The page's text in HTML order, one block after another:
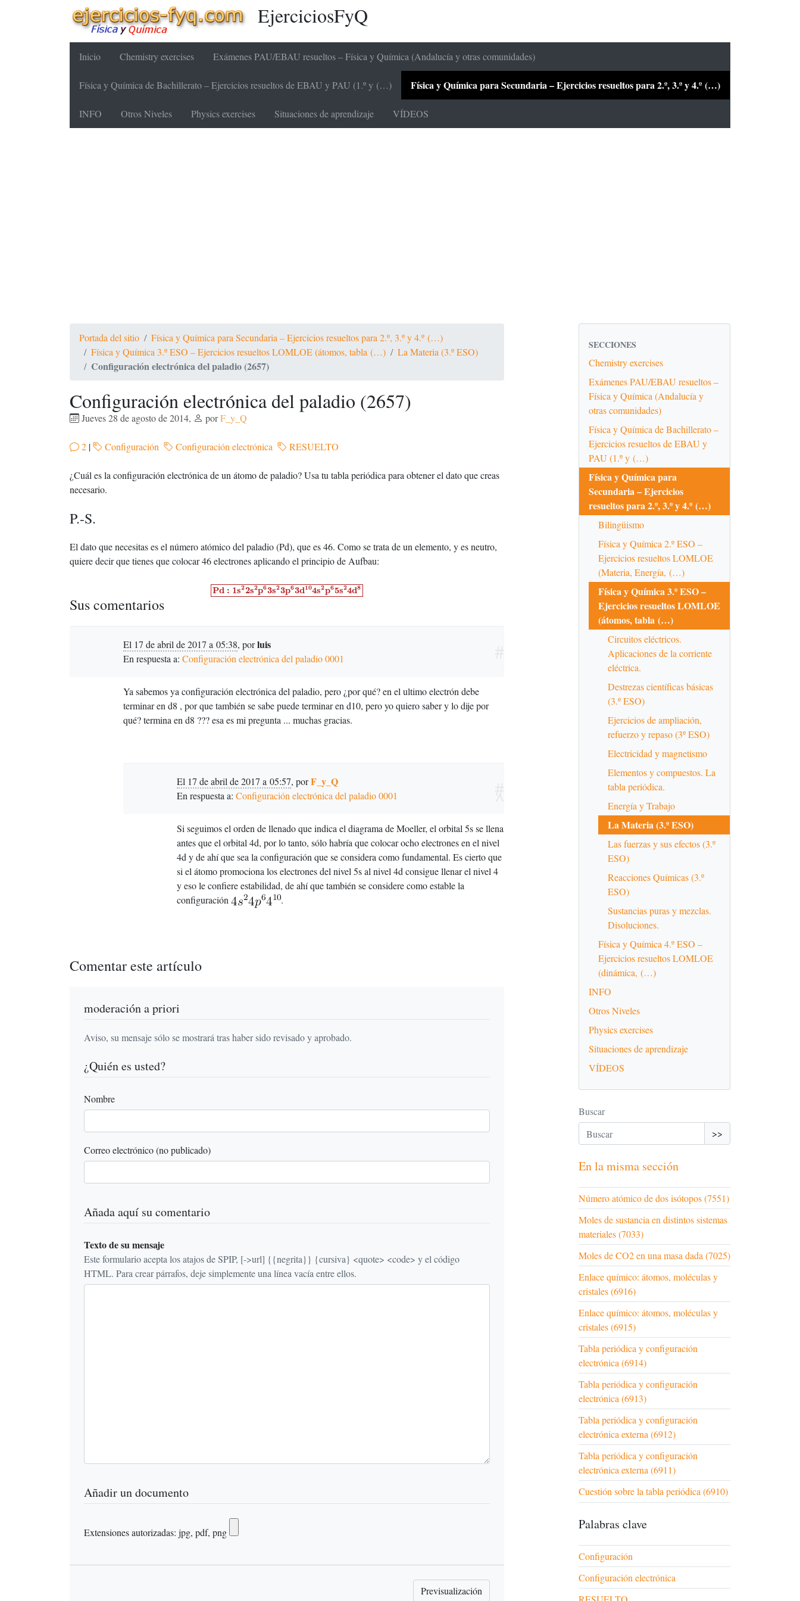
EjerciciosFyQ
Inicio Chemistry exercises Exámenes PAU/EBAU resueltos – Física y Química (Andalucía y otras comunidades)
Física y Química de Bachillerato – Ejercicios resueltos de EBAU y PAU (1.º y (…) Física y Química para Secundaria – Ejercicios resueltos para 2.º, 3.º y 4.º (…)
INFO Otros Niveles Physics exercises Situaciones de aprendizaje VÍDEOS
Portada del sitio
Física y Química para Secundaria – Ejercicios resueltos para 2.º, 3.º y 4.º (…)
Física y Química 3.º ESO – Ejercicios resueltos LOMLOE (átomos, tabla (…)
La Materia (3.º ESO)
Configuración electrónica del paladio (2657)
Configuración electrónica del paladio (2657)
Jueves 28 de agosto de 2014, porF_y_Q
2 | Configuración Configuración electrónica RESUELTO
¿Cuál es la configuración electrónica de un átomo de paladio? Usa tu tabla periódica para obtener el dato que creas
necesario.
P.-S.
El dato que necesitas es el número atómico del paladio (Pd), que es 46. Como se trata de un elemento, y es neutro,
quiere decir que tienes que colocar 46 electrones aplicando el principio de Aufbau:
Pd : 1s22s2p63s23p63d104s2p65s24d8
Pd:1s22s2p63s23p63d104s2p65s24d8
Sus comentarios
El 17 de abril de 2017 a 05:38, porluis
En respuesta a: Configuración electrónica del paladio 0001
Ya sabemos ya configuración electrónica del paladio, pero ¿por qué? en el ultimo electrón debe
terminar en d8 , por que también se sabe puede terminar en d10, pero yo quiero saber y lo dije por
qué? termina en d8 ??? esa es mi pregunta ... muchas gracias.
#^
El 17 de abril de 2017 a 05:57, porF_y_Q
En respuesta a: Configuración electrónica del paladio 0001
Si seguimos el orden de llenado que indica el diagrama de Moeller, el orbital 5s se llena
antes que el orbital 4d, por lo tanto, sólo habría que colocar ocho electrones en el nivel
4d y de ahí que sea la configuración que se considera como fundamental. Es cierto que
si el átomo promociona los electrones del nivel 5s al nivel 4d consigue llenar el nivel 4
y eso le confiere estabilidad, de ahí que también se considere como estable la
configuración
.
Comentar este artículo
moderación a priori
Aviso, su mensaje sólo se mostrará tras haber sido revisado y aprobado.
¿Quién es usted?
Nombre
Correo electrónico (no publicado)
Añada aquí su comentario
Texto de su mensaje
Este formulario acepta los atajos de SPIP, [->url] {{negrita}} {cursiva} <quote> <code> y el código
HTML. Para crear párrafos, deje simplemente una línea vacía entre ellos.
Añadir un documento
Extensiones autorizadas: jpg, pdf, png
SECCIONES
Chemistry exercises
Exámenes PAU/EBAU resueltos –
Física y Química (Andalucía y
otras comunidades)
Física y Química de Bachillerato –
Ejercicios resueltos de EBAU y
PAU (1.º y (…)
Física y Química para
Secundaria – Ejercicios
resueltos para 2.º, 3.º y 4.º (…)
Bilingüismo
Física y Química 2.º ESO –
Ejercicios resueltos LOMLOE
(Materia, Energía, (…)
Física y Química 3.º ESO –
Ejercicios resueltos LOMLOE
(átomos, tabla (…)
Circuitos eléctricos.
Aplicaciones de la corriente
eléctrica.
Destrezas científicas básicas
(3.º ESO)
Ejercicios de ampliación,
refuerzo y repaso (3º ESO)
Electricidad y magnetismo
Elementos y compuestos. La
tabla periódica.
Energía y Trabajo
La Materia (3.º ESO)
Las fuerzas y sus efectos (3.º
ESO)
Reacciones Químicas (3.º
ESO)
Sustancias puras y mezclas.
Disoluciones.
Física y Química 4.º ESO –
Ejercicios resueltos LOMLOE
(dinámica, (…)
INFO
Otros Niveles
Physics exercises
Situaciones de aprendizaje
VÍDEOS
Buscar
>>
En la misma sección
Número atómico de dos isótopos (7551)
Moles de sustancia en distintos sistemas
materiales (7033)
Moles de CO2 en una masa dada (7025)
Enlace químico: átomos, moléculas y
cristales (6916)
Enlace químico: átomos, moléculas y
cristales (6915)
Tabla periódica y configuración
electrónica (6914)
Tabla periódica y configuración
electrónica (6913)
Tabla periódica y configuración
electrónica externa (6912)
Tabla periódica y configuración
electrónica externa (6911)
Cuestión sobre la tabla periódica (6910)
Palabras clave
Configuración
Configuración electrónica